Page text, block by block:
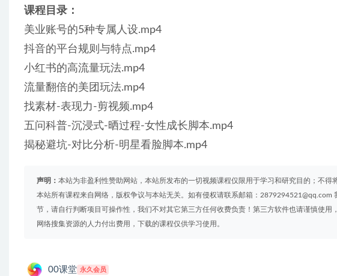
课程目录：
美业账号的5种专属人设.mp4
抖音的平台规则与特点.mp4
小红书的高流量玩法.mp4
流量翻倍的美团玩法.mp4
找素材-表现力-剪视频.mp4
五问科普-沉浸式-晒过程-女性成长脚本.mp4
揭秘避坑-对比分析-明星看脸脚本.mp4
声明： 本站为非盈利性赞助网站，本站所发布的一切视频课程仅限用于学习和研究目的；不得
本站所有课程来自网络，版权争议与本站无关。如有侵权请联系邮箱：
节，请自行判断项目可操作性，我们不对其它第三方任何收费负责！第三方软件也请谨慎使
网络搜集资源的人力付出费用，下载的课程仅供学习使用。
00课堂 永久会员